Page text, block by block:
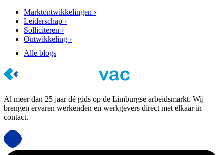
Marktontwikkelingen ›
Leiderschap ›
Solliciteren ›
Ontwikkeling ›
Alle blogs
Al meer dan 25 jaar dé gids op de Limburgse arbeidsmarkt. Wij
brengen ervaren werkenden en werkgevers direct met elkaar in
contact.